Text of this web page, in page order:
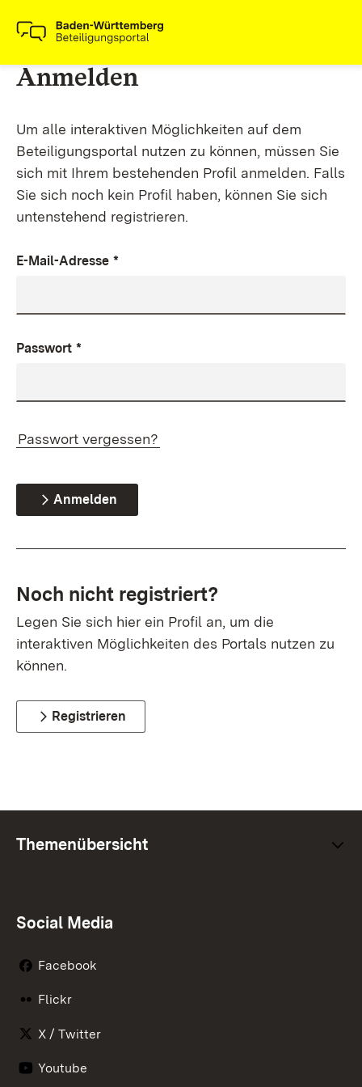
Anmelden
Um alle interaktiven Möglichkeiten auf dem
Beteiligungsportal nutzen zu können, müssen Sie
sich mit Ihrem bestehenden Profil anmelden. Falls
Sie sich noch kein Profil haben, können Sie sich
untenstehend registrieren.
E-Mail-Adresse *
Passwort *
Passwort vergessen?
Anmelden
Noch nicht registriert?
Legen Sie sich hier ein Profil an, um die
interaktiven Möglichkeiten des Portals nutzen zu
können.
Registrieren
Themenübersicht
Social Media
Facebook
Flickr
X / Twitter
Youtube